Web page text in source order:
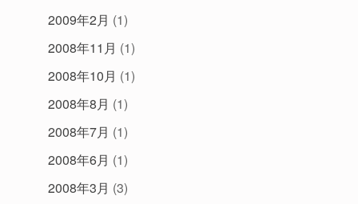
2009年2月 (1)
2008年11月 (1)
2008年10月 (1)
2008年8月 (1)
2008年7月 (1)
2008年6月 (1)
2008年3月 (3)